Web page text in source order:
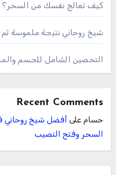
كيف تعالج نفسك من السحر؟
شيخ روحاني نتيجة ملموسة ثم
التحصين الشامل للجسم
Recent Comments
حسامعلى أفضل شيخ روحاني
السحر وفتح النصيب